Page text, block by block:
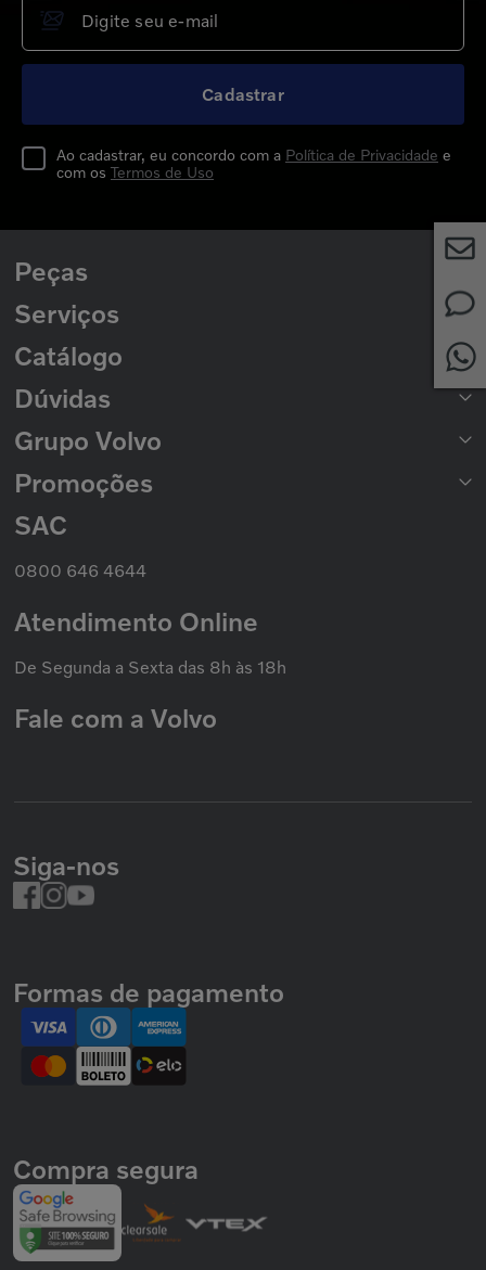
Cadastrar
Ao cadastrar, eu concordo com a Política de Privacidade e
com os Termos de Uso
Peças
Peças para Caminhões
Peças para Ônibus
Serviços
Rede de Concessionárias
2ª Via de Boleto
Catálogo
Catálogo de Peças
Catálogo Nacional de Motores
Dúvidas
Formas de Pagamento
Prazo de Entrega
Trocas e Devoluções
Política de Privacidade
Cookies
Política de Garantias
Grupo Volvo
Seminovos Volvo
Volvo Caminhões
Volvo Ônibus
Grupo Volvo
Promoções
Promoção Nacional
SAC
0800 646 4644
Atendimento Online
De Segunda a Sexta das 8h às 18h
Fale com a Volvo
Siga-nos
Formas de pagamento
Compra segura